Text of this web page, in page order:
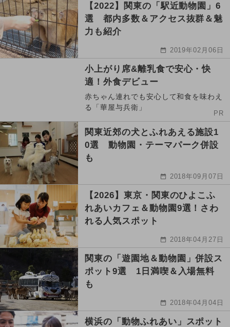
【2022】関東の「駅近動物園」6
選 都内多数＆アクセス抜群＆魅
力も紹介
2019年02月06日
小上がり席&離乳食で安心・快
適！外食デビュー
赤ちゃん連れでも安心して和食を味わえ
る「華屋与兵衛」
PR
関東近郊の犬とふれあえる施設1
0選 動物園・テーマパーク併設
も
2018年09月07日
【2026】東京・関東のひよこふ
れあいカフェ＆動物園9選！さわ
れる人気スポット
2018年04月27日
関東の「遊園地＆動物園」併設ス
ポット9選 1日満喫＆入場無料
も
2018年04月04日
横浜の「動物ふれあい」スポット